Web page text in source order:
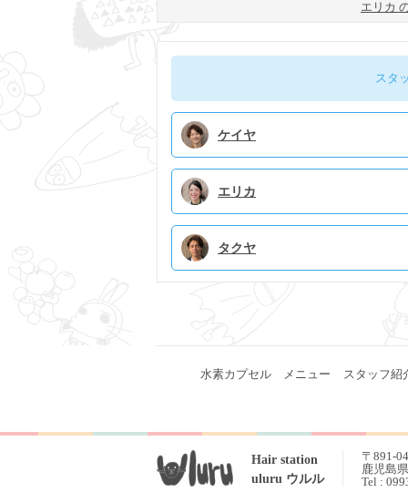
エリカ
スタ
ケイヤ
エリカ
タクヤ
水素カプセル メニュー スタッフ紹
Hair station
uluru ウルル
〒891-
鹿児島
Tel :